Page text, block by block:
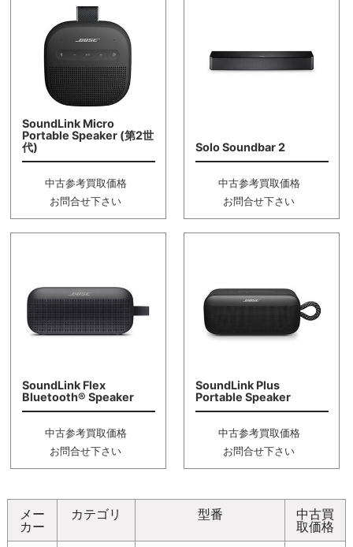
SoundLink Micro
Portable Speaker (第2世
代)
中古参考買取価格
お問合せ下さい
Solo Soundbar 2
中古参考買取価格
お問合せ下さい
SoundLink Flex
Bluetooth® Speaker
中古参考買取価格
お問合せ下さい
SoundLink Plus
Portable Speaker
中古参考買取価格
お問合せ下さい
メー
カー
カテゴリ 型番
中古買
取価格